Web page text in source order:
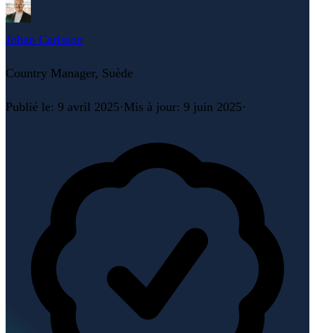
Johan Carlsson
Country Manager, Suède
Publié le: 9 avril 2025·Mis à jour: 9 juin 2025·